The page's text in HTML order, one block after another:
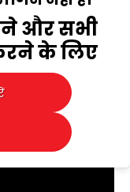
और सभी
के लिए